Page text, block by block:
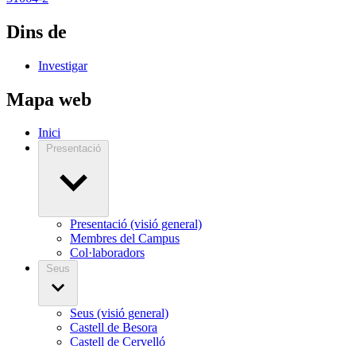
Dins de
Investigar
Mapa web
Inici
Presentació
Presentació (visió general)
Membres del Campus
Col·laboradors
Seus
Seus (visió general)
Castell de Besora
Castell de Cervelló